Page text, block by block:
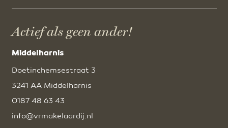
Actief als geen ander!
Middelharnis
Doetinchemsestraat 3
3241 AA Middelharnis
0187 48 63 43
info@vrmakelaardij.nl